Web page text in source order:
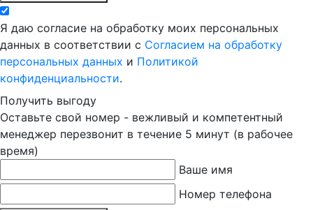
Я даю согласие на обработку моих персональных
данных в соответствии с Согласием на обработку
персональных данных и Политикой
конфиденциальности.
Получить выгоду
Оставьте свой номер - вежливый и компетентный
менеджер перезвонит в течение 5 минут (в рабочее
время)
Ваше имя
Номер телефона